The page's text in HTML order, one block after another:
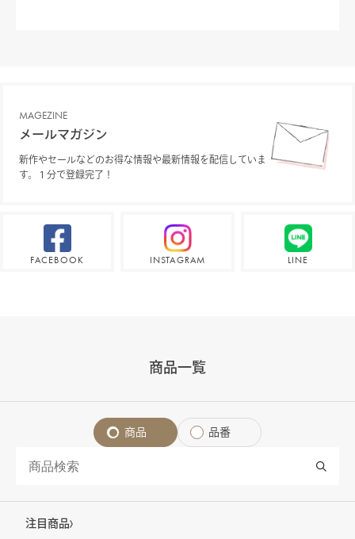
MAGEZINE
メールマガジン
新作やセールなどのお得な情報や最新情報を配信していま
す。１分で登録完了！
FACEBOOK INSTAGRAM LINE
商品一覧
商品 品番
注目商品